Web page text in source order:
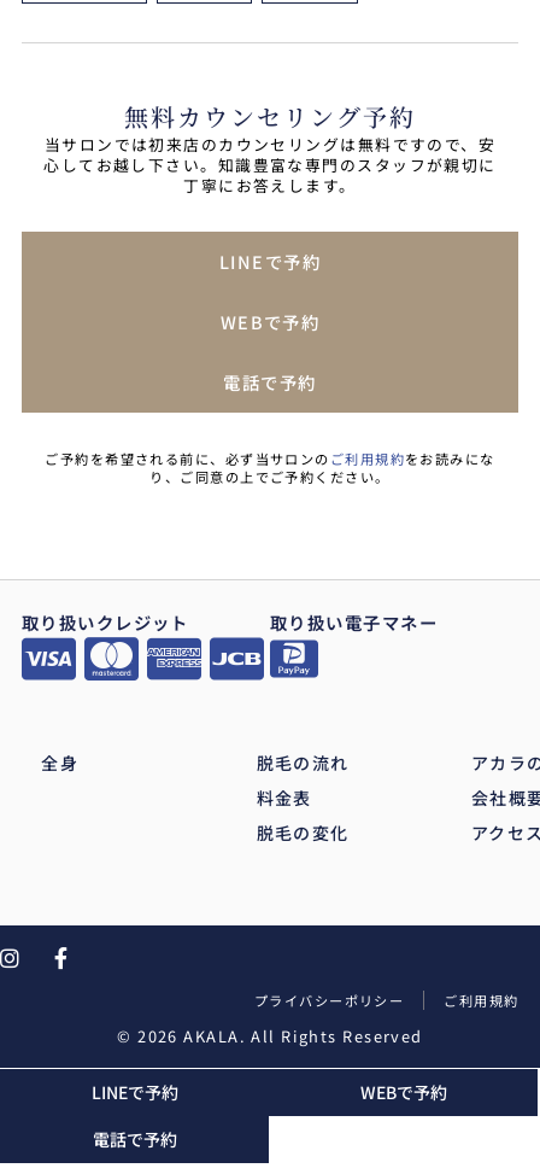
無料カウンセリング予約
当サロンでは初来店のカウンセリングは無料ですので、安
心してお越し下さい。知識豊富な専門のスタッフが親切に
丁寧にお答えします。
LINEで予約
WEBで予約
電話で予約
ご予約を希望される前に、必ず当サロンのご利用規約をお読みにな
り、ご同意の上でご予約ください。
取り扱いクレジット 取り扱い電子マネー
全身
脱毛の流れ
料金表
脱毛の変化
アカラ
会社概
アクセ
© 2026 AKALA. All Rights Reserved
プライバシーポリシー ご利用規約
LINEで予約
WEBで予約
電話で予約